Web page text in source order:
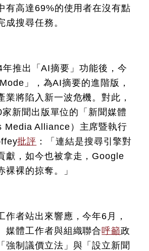
有高達69%的使用者在沒有點
成搜尋任務。
推出「AI摘要」功能後，今
」，為AI摘要的進階版，
業將陷入新一波危機。對此，
新聞出版單位的「新聞媒體
Media Alliance）主席暨執行
批評 ：「連結是搜尋引擎對
獻，如今也被拿走，Google
裸裸的掠奪。」
作者站出來響應，今年6月，
媒體工作者與組織聯合呼籲政
強制議價立法」與「設立新聞